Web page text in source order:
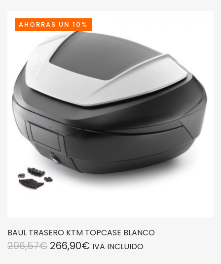
65,04€.61,75€.
AHORRAS UN 10%
BAUL TRASERO KTM TOPCASE BLANCO
296,57€ EL
266,90€EL
IVA INCLUIDO